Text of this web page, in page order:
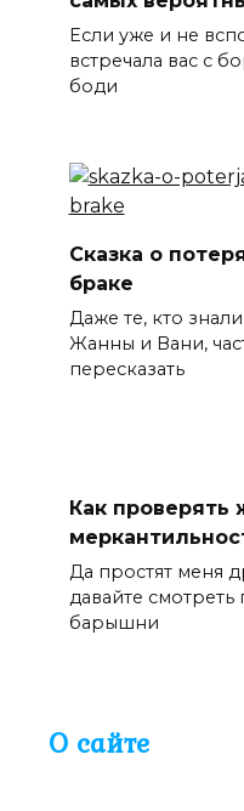
Если уже и не
встречала вас с
боди
Сказка о
браке
Даже те, кто
Жанны и Вани,
пересказать
Как проверять
Да простят меня
давайте смотреть
барышни
О сайте